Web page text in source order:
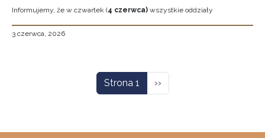
Informujemy, że w czwartek (4 czerwca) wszystkie oddziały
3 czerwca, 2026
Strona 1 Następna strona
››